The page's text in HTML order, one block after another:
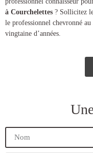
à Courchelettes ? Sollicitez
le professionnel chevronné au
vingtaine d’années.